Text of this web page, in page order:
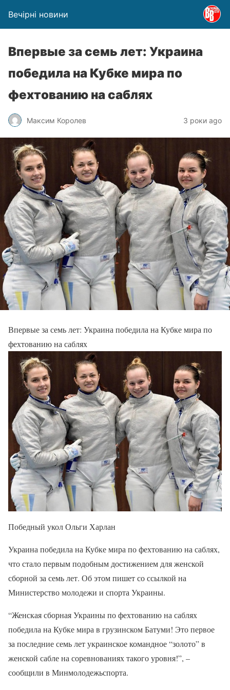
Вечірні новини
Впервые за семь лет: Украина
победила на Кубке мира по
фехтованию на саблях
Максим Королев 3 роки ago
Впервые за семь лет: Украина победила на Кубке мира по
фехтованию на саблях
Победный укол Ольги Харлан
Украина победила на Кубке мира по фехтованию на саблях,
что стало первым подобным достижением для женской
сборной за семь лет. Об этом пишет со ссылкой на
Министерство молодежи и спорта Украины.
“Женская сборная Украины по фехтованию на саблях
победила на Кубке мира в грузинском Батуми! Это первое
за последние семь лет украинское командное “золото” в
женской сабле на соревнованиях такого уровня!”, –
сообщили в Минмолодежьспорта.